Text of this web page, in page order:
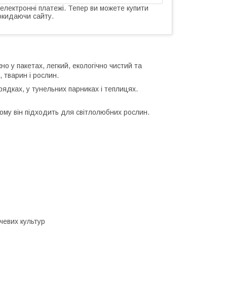
платежі. Тепер ви можете купити
сайту.
у пакетах, легкий, екологічно чистий та
і рослин.
у тунельних парниках і теплицях.
він підходить для світлолюбних рослин.
культур